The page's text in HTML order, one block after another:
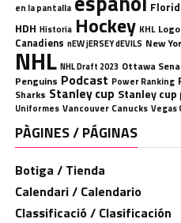
en la pantalla
HDH Historia Hockey KHL
Canadiens nEW jERSEY dEVILS New
NHL NHL Draft 2023 Ottawa
Penguins Podcast Power Ranking
Sharks Stanley cup Stanley
Uniformes Vancouver Canucks Vegas
PÀGINES / PÁGINAS
Botiga / Tienda
Calendari / Calendario
Classificació / Clasificación